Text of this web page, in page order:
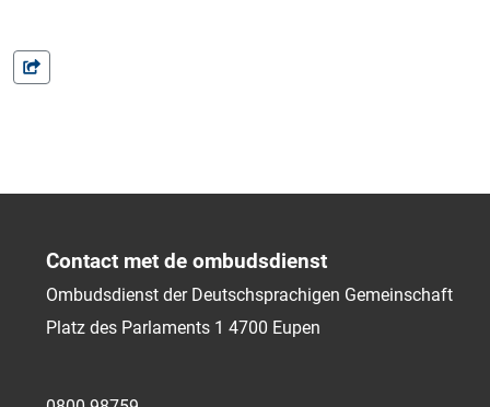
Contact met de ombudsdienst
Ombudsdienst der Deutschsprachigen Gemeinschaft
Platz des Parlaments 1 4700 Eupen